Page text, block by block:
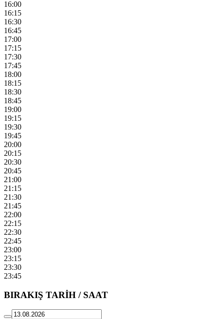
16:00
16:15
16:30
16:45
17:00
17:15
17:30
17:45
18:00
18:15
18:30
18:45
19:00
19:15
19:30
19:45
20:00
20:15
20:30
20:45
21:00
21:15
21:30
21:45
22:00
22:15
22:30
22:45
23:00
23:15
23:30
23:45
BIRAKIŞ TARİH / SAAT